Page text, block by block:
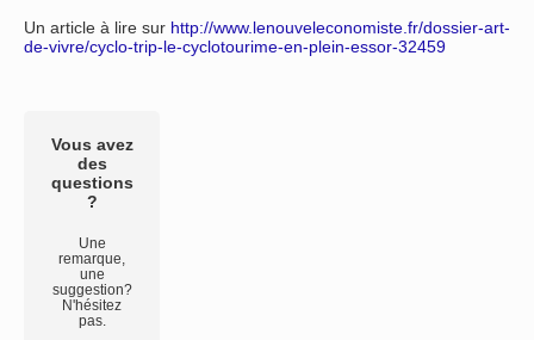
Un article à lire sur http://www.lenouveleconomiste.fr/dossier-art-
de-vivre/cyclo-trip-le-cyclotourime-en-plein-essor-32459
Vous avez
des
questions
?
Une
remarque,
une
suggestion?
N'hésitez
pas.